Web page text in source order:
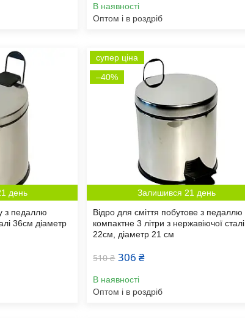
В наявності
Оптом і в роздріб
день
з педаллю
36см діаметр
супер ціна
–40%
Залишився 21 день
Відро для сміття побутове з педаллю
компактне 3 літри з нержавіючої сталі
22см, діаметр 21 см
510 ₴ 306 ₴
В наявності
Оптом і в роздріб